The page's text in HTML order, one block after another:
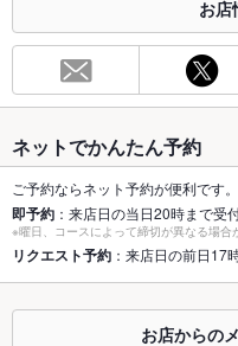
総席数 70席
最大宴会収
容人数
40人(着席時40人
個室 あり
座敷 なし
掘りごたつ なし
カウンター なし
お店
ネットでかんたん予約
ご予約ならネット予約が便利です。
即予約 ：来店日の当日20時まで受
※曜日、コースによって締切が異なる場合
リクエスト予約 ：来店日の前日17
お店からの